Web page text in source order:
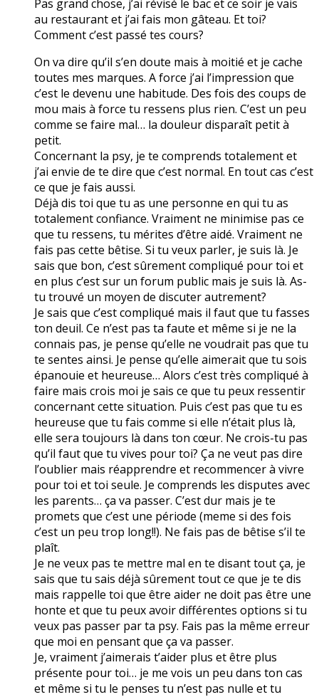
Pas grand chose, j’ai révisé le bac et ce soir je vais
au restaurant et j’ai fais mon gâteau. Et toi?
Comment c’est passé tes cours?
On va dire qu’il s’en doute mais à moitié et je cache
toutes mes marques. A force j’ai l’impression que
c’est le devenu une habitude. Des fois des coups de
mou mais à force tu ressens plus rien. C’est un peu
comme se faire mal… la douleur disparaît petit à
petit.
Concernant la psy, je te comprends totalement et
j’ai envie de te dire que c’est normal. En tout cas c’est
ce que je fais aussi.
Déjà dis toi que tu as une personne en qui tu as
totalement confiance. Vraiment ne minimise pas ce
que tu ressens, tu mérites d’être aidé. Vraiment ne
fais pas cette bêtise. Si tu veux parler, je suis là. Je
sais que bon, c’est sûrement compliqué pour toi et
en plus c’est sur un forum public mais je suis là. As-
tu trouvé un moyen de discuter autrement?
Je sais que c’est compliqué mais il faut que tu fasses
ton deuil. Ce n’est pas ta faute et même si je ne la
connais pas, je pense qu’elle ne voudrait pas que tu
te sentes ainsi. Je pense qu’elle aimerait que tu sois
épanouie et heureuse… Alors c’est très compliqué à
faire mais crois moi je sais ce que tu peux ressentir
concernant cette situation. Puis c’est pas que tu es
heureuse que tu fais comme si elle n’était plus là,
elle sera toujours là dans ton cœur. Ne crois-tu pas
qu’il faut que tu vives pour toi? Ça ne veut pas dire
l’oublier mais réapprendre et recommencer à vivre
pour toi et toi seule. Je comprends les disputes avec
les parents… ça va passer. C’est dur mais je te
promets que c’est une période (meme si des fois
c’est un peu trop long!!). Ne fais pas de bêtise s’il te
plaît.
Je ne veux pas te mettre mal en te disant tout ça, je
sais que tu sais déjà sûrement tout ce que je te dis
mais rappelle toi que être aider ne doit pas être une
honte et que tu peux avoir différentes options si tu
veux pas passer par ta psy. Fais pas la même erreur
que moi en pensant que ça va passer.
Je, vraiment j’aimerais t’aider plus et être plus
présente pour toi… je me vois un peu dans ton cas
et même si tu le penses tu n’est pas nulle et tu